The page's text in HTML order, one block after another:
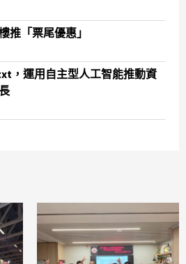
推「票尾優惠」
，運用自主型人工智能推動資